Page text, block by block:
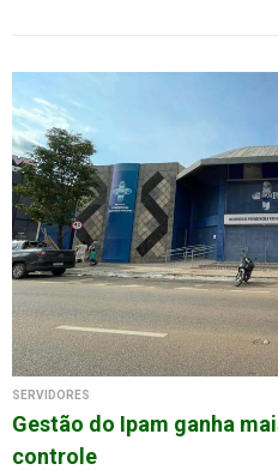
SERVIDORES
Gestão do Ipam ganha
controle